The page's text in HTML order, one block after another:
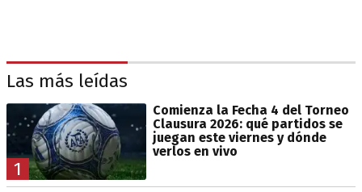
Las más leídas
1
Comienza la Fecha 4 del Torneo
Clausura 2026: qué partidos se
juegan este viernes y dónde
verlos en vivo